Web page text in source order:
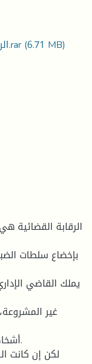
الرقابة القضائية على سلطات الضبط(الإداري.rar(6.71 MB)
الرقابة القضائية
بإخضاع سلطات
يملك القاضي
غير
لكن إن كانت